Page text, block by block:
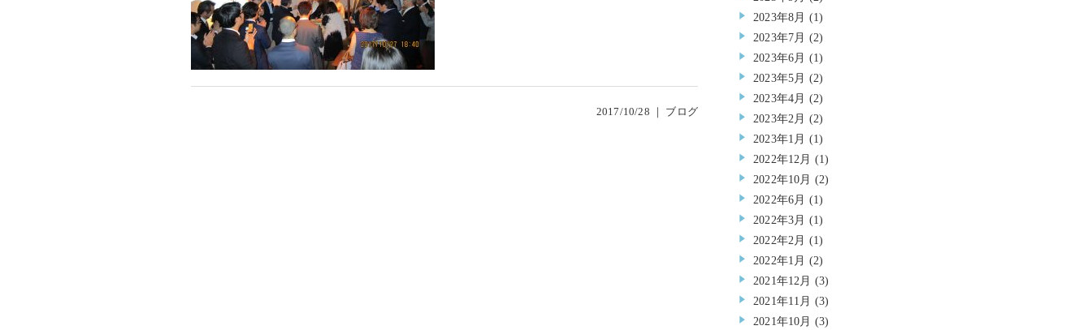
2017/10/28 ｜ ブログ
2023年8月 (1)
2023年7月 (2)
2023年6月 (1)
2023年5月 (2)
2023年4月 (2)
2023年2月 (2)
2023年1月 (1)
2022年12月 (1)
2022年10月 (2)
2022年6月 (1)
2022年3月 (1)
2022年2月 (1)
2022年1月 (2)
2021年12月 (3)
2021年11月 (3)
2021年10月 (3)